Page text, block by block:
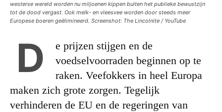
westerse wereld worden nu miljoenen kippen buiten het publieke bewustzijn
tot de dood vergast. Ook melk- en vleesvee worden door steeds meer
Europese boeren geëlimineerd. Screenshot: The Lincolnite / YouTube
D
e prijzen stijgen en de
voedselvoorraden beginnen op te
raken. Veefokkers in heel Europa
maken zich grote zorgen. Tegelijk
verhinderen de EU en de regeringen van